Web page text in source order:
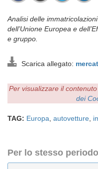
Analisi delle
dell’Unione Europea e
e gruppo.
Scarica allegato:
Per visualizzare il
dei
TAG: Europa autovetture
Per lo stesso